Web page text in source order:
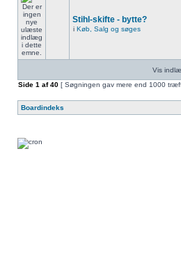
Stihl-skifte - bytte?
i Køb, Salg og søges
Vis
Side 1 af40 [ Søgningen gav mere end 1000
Boardindeks